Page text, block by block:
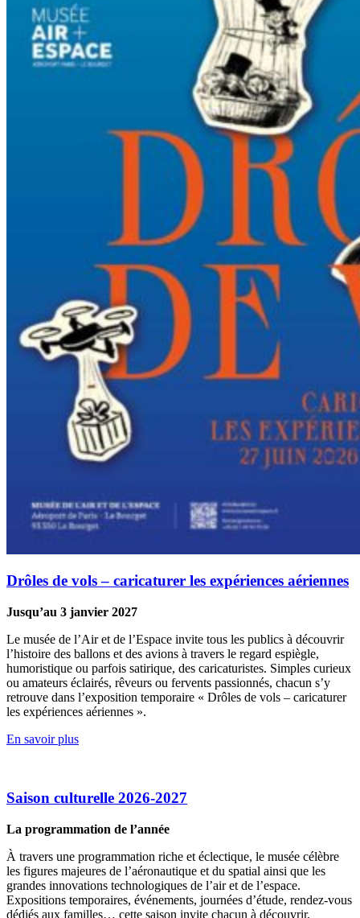
Drôles de vols – caricaturer les expériences aériennes
Jusqu’au 3 janvier 2027
Le musée de l’Air et de l’Espace invite tous les publics à découvrir
l’histoire des ballons et des avions à travers le regard espiègle,
humoristique ou parfois satirique, des caricaturistes. Simples curieux
ou amateurs éclairés, rêveurs ou fervents passionnés, chacun s’y
retrouve dans l’exposition temporaire « Drôles de vols – caricaturer
les expériences aériennes ».
En savoir plus
Saison culturelle 2026-2027
La programmation de l’année
À travers une programmation riche et éclectique, le musée célèbre
les figures majeures de l’aéronautique et du spatial ainsi que les
grandes innovations technologiques de l’air et de l’espace.
Expositions temporaires, événements, journées d’étude, rendez-vous
dédiés aux familles… cette saison invite chacun à découvrir,